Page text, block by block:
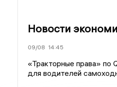
Новости
09/08 14:45
«Тракторные права» по
для водителей